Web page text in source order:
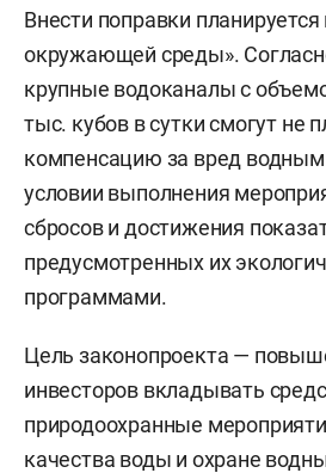
Внести поправки
окружающей среды».
крупные водоканалы с
тыс. кубов в сутки смогут не
компенсацию за вред
условии выполнения
сбросов и достижения
предусмотренных их
программами.
Цель законопроекта —
инвесторов вкладывать
природоохранные
качества воды и охране